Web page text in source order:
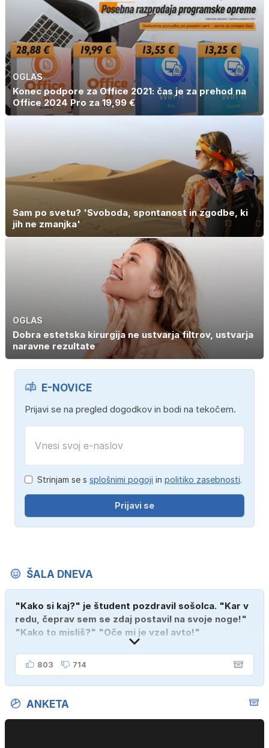
OGLAS
Konec podpore za Office 2021: čas je za prehod na
Office 2024 Pro za 19,99 €
Sam po svetu? 'Svoboda, spontanost in zgodbe, ki
jih ne zmanjka'
OGLAS
Dobra estetska kirurgija ne ustvarja filtrov, ustvarja
naravne rezultate
E-NOVICE
Prijavi se na pregled dogodkov in bodi na tekočem.
Strinjam se s splošnimi pogoji in politiko zasebnosti.
Prijavi se
ŠALA DNEVA
"Kako si kaj?" je študent pozdravil sošolca. "Kar v
redu, čeprav sem se zdaj postavil na svoje noge!"
"Kako to misliš?" "Oče mi je vzel avto!"
803 714
ANKETA